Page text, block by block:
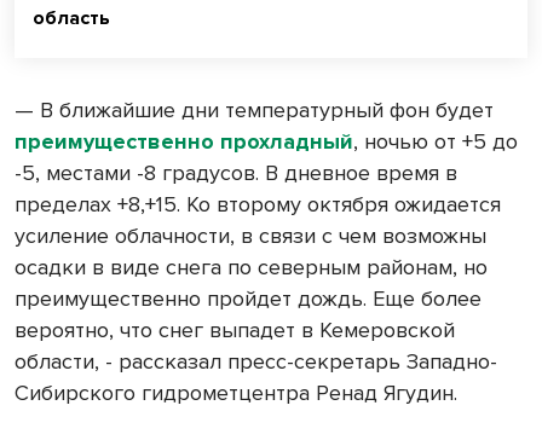
область
— В ближайшие дни температурный фон будет
преимущественно прохладный, ночью от +5 до
-5, местами -8 градусов. В дневное время в
пределах +8,+15. Ко второму октября ожидается
усиление облачности, в связи с чем возможны
осадки в виде снега по северным районам, но
преимущественно пройдет дождь. Еще более
вероятно, что снег выпадет в Кемеровской
области, - рассказал пресс-секретарь Западно-
Сибирского гидрометцентра Ренад Ягудин.